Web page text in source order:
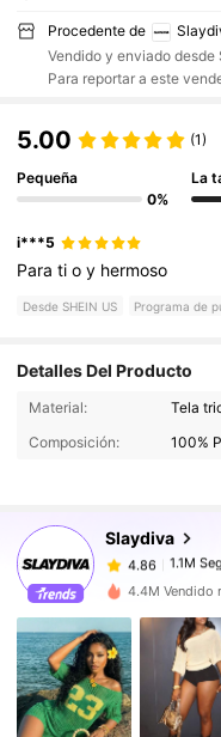
Procedente de
Vendido y enviado desde
Para reportar a este
5.00 (1)
Pequeña
0%
La
i***5
Paratioy hermoso
Desde SHEIN US Programa de
Detalles Del Producto
Material:
Tela
Composición:
100%
Slaydiva
1.1M
4.86
1.1M
l***k
pagó
4.86 1.1M
4.86 1.1M
4.4M Vendido